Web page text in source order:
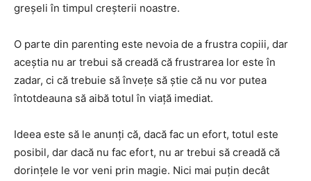
greșeli în timpul creșterii noastre.
O parte din parenting este nevoia de a frustra copiii, dar
aceștia nu ar trebui să creadă că frustrarea lor este în
zadar, ci că trebuie să învețe să știe că nu vor putea
întotdeauna să aibă totul în viață imediat.
Ideea este să le anunți că, dacă fac un efort, totul este
posibil, dar dacă nu fac efort, nu ar trebui să creadă că
dorințele le vor veni prin magie. Nici mai puțin decât